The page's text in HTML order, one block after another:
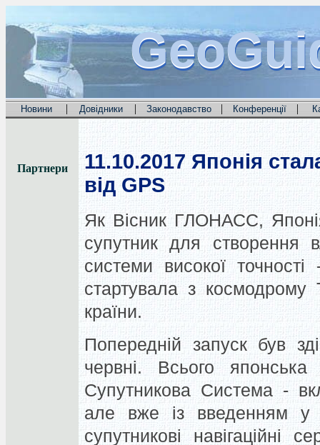
Новини | Довідники | Законодавство | Конференції |
Партнери 11.10.2017 Японія
від GPS
Як Вісник ГЛОНАСС,
супутник для створення
системи високої
стартувала з космодрому
країни.
Попередній запуск був
червні. Всього
Супутникова Система -
але вже із введенням у
супутникові навігаційні